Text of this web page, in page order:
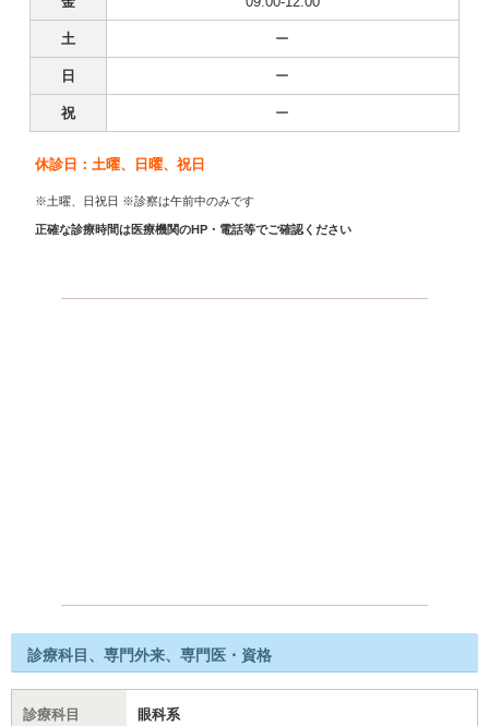
土 ー
日 ー
祝 ー
休診日：土曜、日曜、祝日
※土曜、日祝日 ※診察は午前中のみです
正確な診療時間は医療機関のHP・電話等でご確認ください
診療科目、専門外来、専門医・資格
診療科目
眼科系